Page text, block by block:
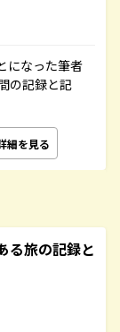
になった筆者
の記録と記
細を見る
旅の記録と